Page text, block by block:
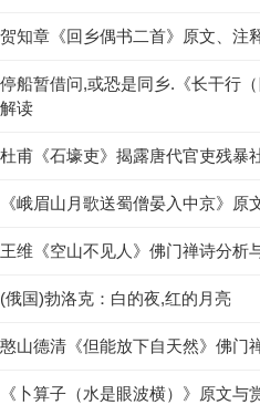
贺知章《回乡偶书二首》原文、注
停船暂借问,或恐是同乡.《长干行
解读
杜甫《石壕吏》揭露唐代官吏残暴
《峨眉山月歌送蜀僧晏入中京》原
王维《空山不见人》佛门禅诗分析
(俄国)勃洛克：白的夜,红的月亮
憨山德清《但能放下自天然》佛门
《卜算子（水是眼波横）》原文与